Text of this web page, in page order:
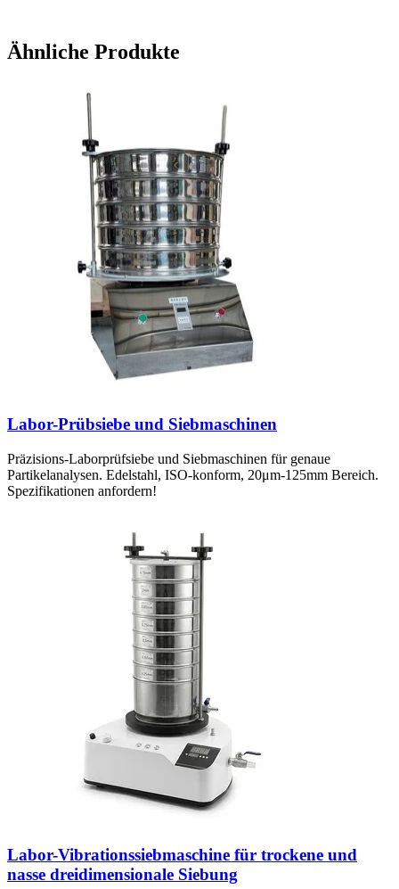
Ähnliche Produkte
Labor-Prübsiebe und Siebmaschinen
Präzisions-Laborprüfsiebe und Siebmaschinen für genaue
Partikelanalysen. Edelstahl, ISO-konform, 20μm-125mm Bereich.
Spezifikationen anfordern!
Labor-Vibrationssiebmaschine für trockene und
nasse dreidimensionale Siebung